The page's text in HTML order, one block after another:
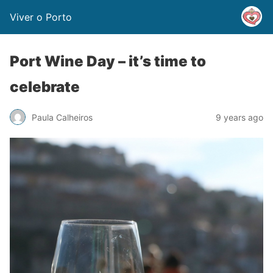
Viver o Porto
Port Wine Day – it’s time to
celebrate
Paula Calheiros 9 years ago